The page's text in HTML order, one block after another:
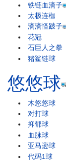
铁链血滴子
太极连枷
滴滴怪跛子
花冠
石巨人之拳
猪鲨链球
悠悠球
木悠悠球
对打球
抑郁球
血脉球
亚马逊球
代码1球